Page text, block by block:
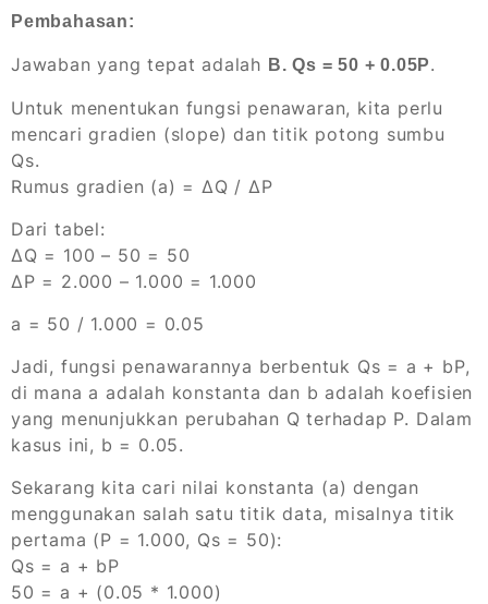
Pembahasan:
Jawaban yang tepat adalah B. Qs = 50 + 0.05P.
Untuk menentukan fungsi penawaran, kita perlu
mencari gradien (slope) dan titik potong sumbu
Qs.
Rumus gradien (a) = ΔQ / ΔP
Dari tabel:
ΔQ = 100 – 50 = 50
ΔP = 2.000 – 1.000 = 1.000
a = 50 / 1.000 = 0.05
Jadi, fungsi penawarannya berbentuk Qs = a + bP,
di mana a adalah konstanta dan b adalah koefisien
yang menunjukkan perubahan Q terhadap P. Dalam
kasus ini, b = 0.05.
Sekarang kita cari nilai konstanta (a) dengan
menggunakan salah satu titik data, misalnya titik
pertama (P = 1.000, Qs = 50):
Qs = a + bP
50 = a + (0.05 * 1.000)